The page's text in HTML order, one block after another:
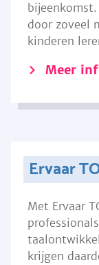
door zoveel
kinderen
Meer
Ervaar
Met Ervaar
krijgen